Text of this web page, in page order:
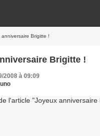
Brigitte !
Brigitte !
2008 à 09:09